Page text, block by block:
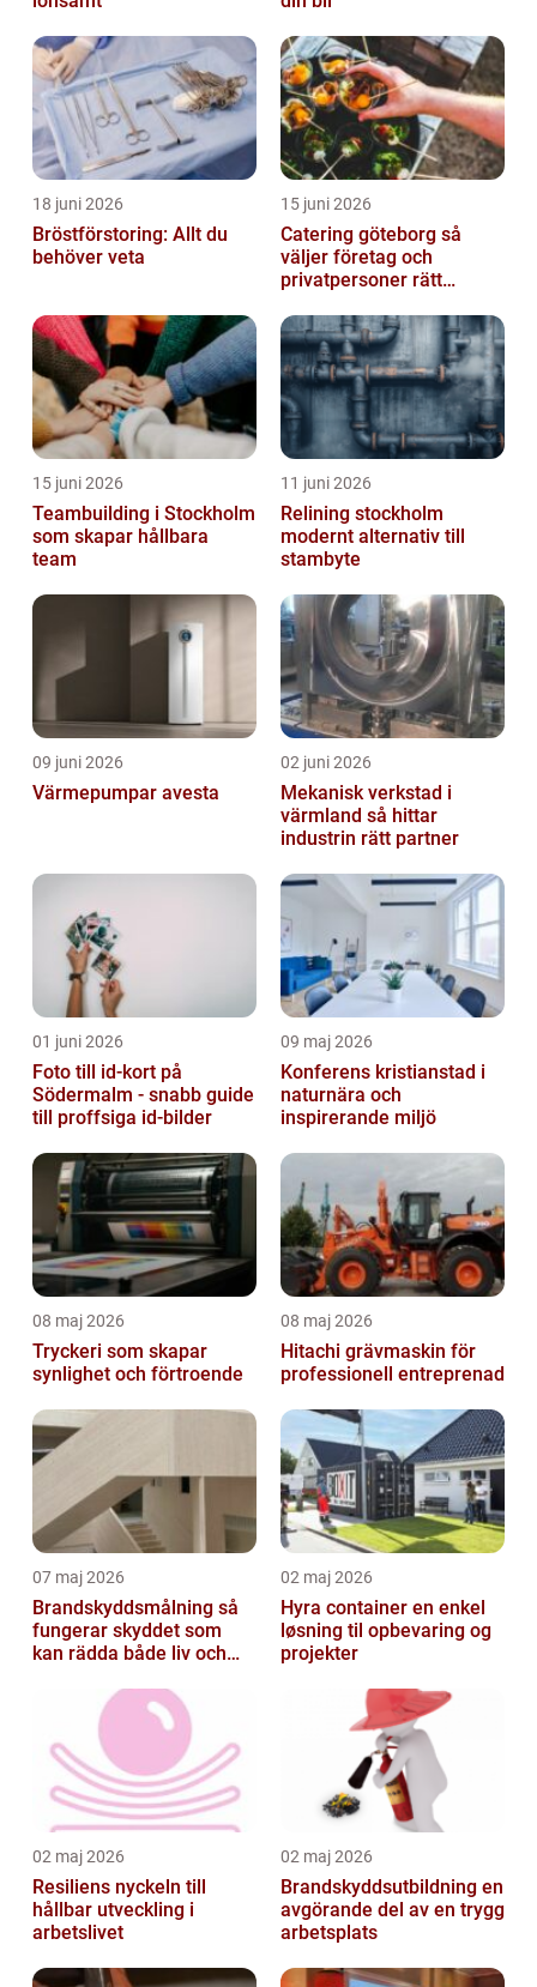
18 juni 2026
Bröstförstoring: Allt du
behöver veta
15 juni 2026
Catering göteborg så
väljer företag och
privatpersoner rätt
15 juni 2026
Teambuilding i Stockholm
som skapar hållbara
team
11 juni 2026
Relining stockholm
modernt alternativ till
stambyte
09 juni 2026
Värmepumpar avesta
02 juni 2026
Mekanisk verkstad i
värmland så hittar
industrin rätt partner
01 juni 2026
Foto till id-kort på
Södermalm - snabb guide
till proffsiga id-bilder
09 maj 2026
Konferens kristianstad i
naturnära och
inspirerande miljö
08 maj 2026
Tryckeri som skapar
synlighet och förtroende
08 maj 2026
Hitachi grävmaskin för
professionell entreprenad
07 maj 2026
Brandskyddsmålning så
fungerar skyddet som
kan rädda både liv och
02 maj 2026
Hyra container en enkel
løsning til opbevaring og
projekter
02 maj 2026
Resiliens nyckeln till
hållbar utveckling i
arbetslivet
02 maj 2026
Brandskyddsutbildning en
avgörande del av en trygg
arbetsplats